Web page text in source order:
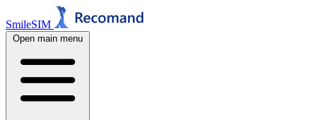
SmileSIM
Open main menu